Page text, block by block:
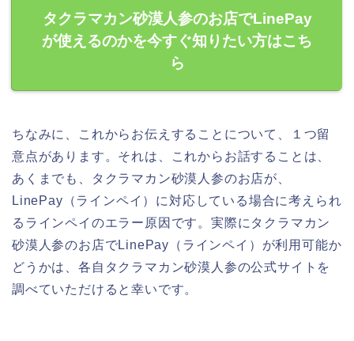
タクラマカン砂漠人参のお店でLinePay
が使えるのかを今すぐ知りたい方はこち
ら
ちなみに、これからお伝えすることについて、１つ留
意点があります。それは、これからお話することは、
あくまでも、タクラマカン砂漠人参のお店が、
LinePay（ラインペイ）に対応している場合に考えられ
るラインペイのエラー原因です。実際にタクラマカン
砂漠人参のお店でLinePay（ラインペイ）が利用可能か
どうかは、各自タクラマカン砂漠人参の公式サイトを
調べていただけると幸いです。